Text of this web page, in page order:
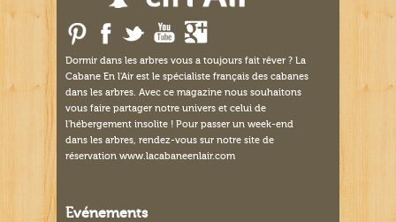
Dormir dans les arbres vous a toujours fait rêver ? La
Cabane En l'Air est le spécialiste français des cabanes
dans les arbres. Avec ce magazine nous souhaitons
vous faire partager notre univers et celui de
l'hébergement insolite ! Pour passer un week-end
dans les arbres, rendez-vous sur notre site de
réservation www.lacabaneenlair.com
Evénements